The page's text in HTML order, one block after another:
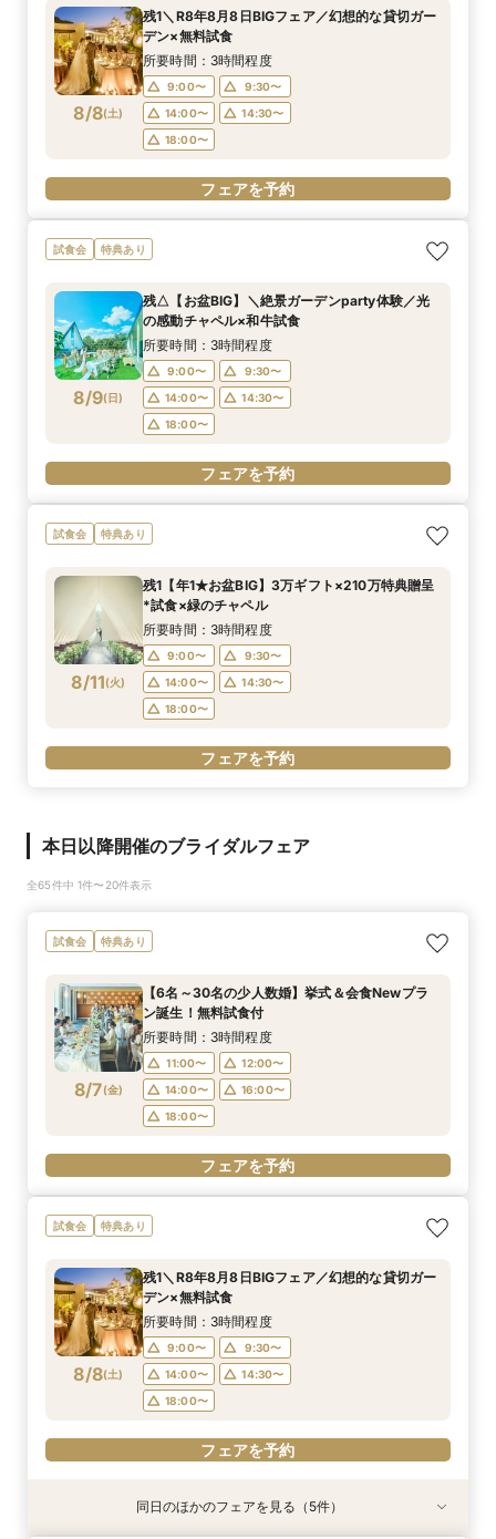
8/8(土)
残1＼R8年8月8日BIGフェア／幻想的な貸切ガー
デン×無料試食
所要時間：3時間程度
9:00〜
9:30〜
14:00〜
14:30〜
18:00〜
フェアを予約
試食会 特典あり
8/9(日)
残△【お盆BIG】＼絶景ガーデンparty体験／光
の感動チャペル×和牛試食
所要時間：3時間程度
9:00〜
9:30〜
14:00〜
14:30〜
18:00〜
フェアを予約
試食会 特典あり
8/11(火)
残1【年1★お盆BIG】3万ギフト×210万特典贈呈
*試食×緑のチャペル
所要時間：3時間程度
9:00〜
9:30〜
14:00〜
14:30〜
18:00〜
フェアを予約
本日以降開催のブライダルフェア
全65件中 1件〜20件表示
試食会 特典あり
8/7(金)
【6名～30名の少人数婚】挙式＆会食Newプラ
ン誕生！無料試食付
所要時間：3時間程度
11:00〜
12:00〜
14:00〜
16:00〜
18:00〜
フェアを予約
試食会 特典あり
8/8(土)
残1＼R8年8月8日BIGフェア／幻想的な貸切ガー
デン×無料試食
所要時間：3時間程度
9:00〜
9:30〜
14:00〜
14:30〜
18:00〜
フェアを予約
特典あり
特典あり同日のほかのフェアを見る（5件）